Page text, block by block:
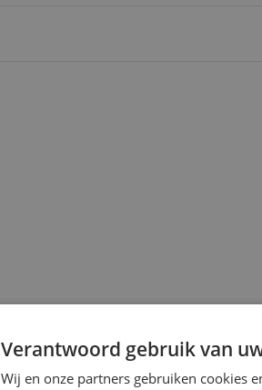
Verantwoord gebruik van
Wij en onze partners gebruiken cookies